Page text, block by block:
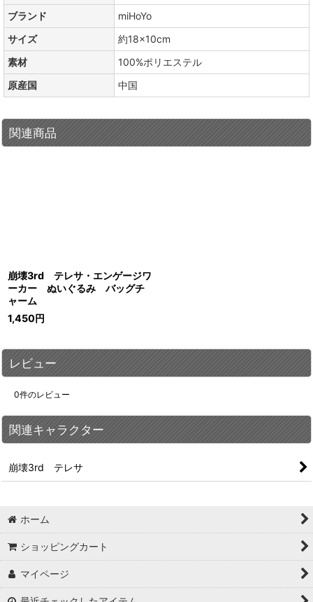
ブランド
miHoYo
サイズ
約18×10cm
素材
100%ポリエステル
原産国
中国
関連商品
崩壊3rd テレサ・エンゲージワ
ーカー ぬいぐるみ バッグチ
ャーム
1,450円
レビュー
0件のレビュー
関連キャラクター
崩壊3rd テレサ
ホーム
ショッピングカート
マイページ